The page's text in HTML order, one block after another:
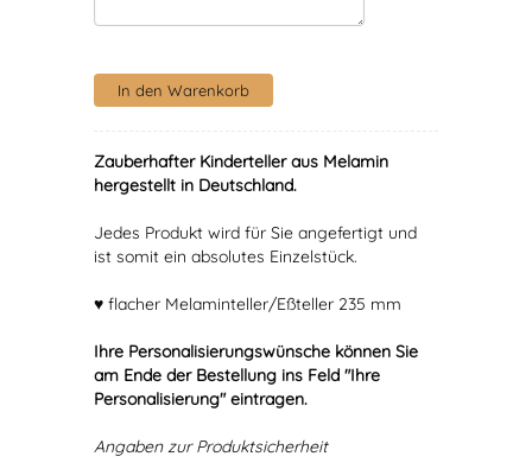
Zauberhafter Kinderteller aus Melamin
hergestellt in Deutschland.
Jedes Produkt wird für Sie angefertigt und
ist somit ein absolutes Einzelstück.
♥ flacher Melaminteller/Eßteller 235 mm
Ihre Personalisierungswünsche können Sie
am Ende der Bestellung ins Feld "Ihre
Personalisierung" eintragen.
Angaben zur Produktsicherheit